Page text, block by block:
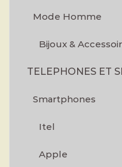
Mode Homme
Bijoux &
TELEPHONES ET
Smartphones
Itel
Apple